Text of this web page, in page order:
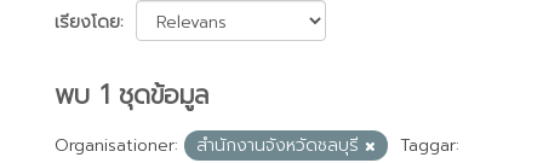
เรียงโดย
พบ 1 ชุดข้อมูล
Organisationer: สำนักงานจังหวัดชลบุรี
Taggar: